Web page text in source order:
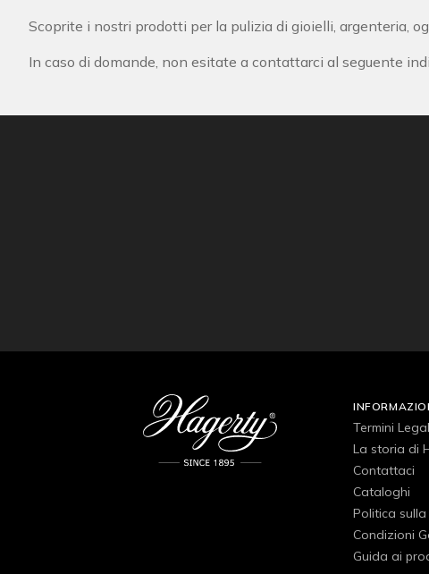
Scoprite i nostri prodotti per la pulizia di gioielli, argenteria,
In caso di domande, non esitate a contattarci al seguente
Termini
La storia di
Contattaci
Cataloghi
Politica
Condizioni
Guida ai